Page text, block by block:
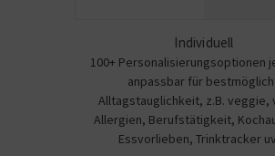
Individuell
100+ Personalisierungsoptionen
anpassbar für
Alltagstauglichkeit, z.B. veggie,
Allergien, Berufstätigkeit,
Essvorlieben, Trinktracker